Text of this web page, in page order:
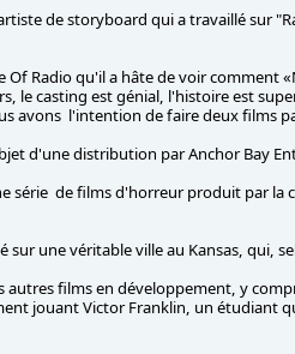
de storyboard qui a travaillé sur
Of Radio qu'il a hâte de voir
le casting est génial, l'histoire est
avons l'intention de faire deux films
d'une distribution par Anchor Bay
série de films d'horreur produit par la
sur une véritable ville au Kansas, qui,
autres films en développement, y
jouant Victor Franklin, un étudiant